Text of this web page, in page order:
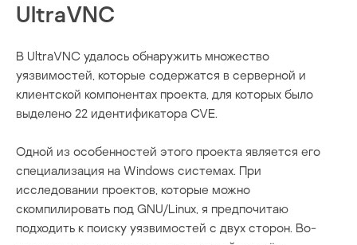
UltraVNC
В UltraVNC удалось обнаружить множество
уязвимостей, которые содержатся в серверной и
клиентской компонентах проекта, для которых было
выделено 22 идентификатора CVE.
Одной из особенностей этого проекта является его
специализация на Windows системах. При
исследовании проектов, которые можно
скомпилировать под GNU/Linux, я предпочитаю
подходить к поиску уязвимостей с двух сторон. Во-